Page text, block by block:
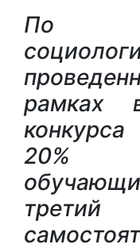
По
рамках
20%